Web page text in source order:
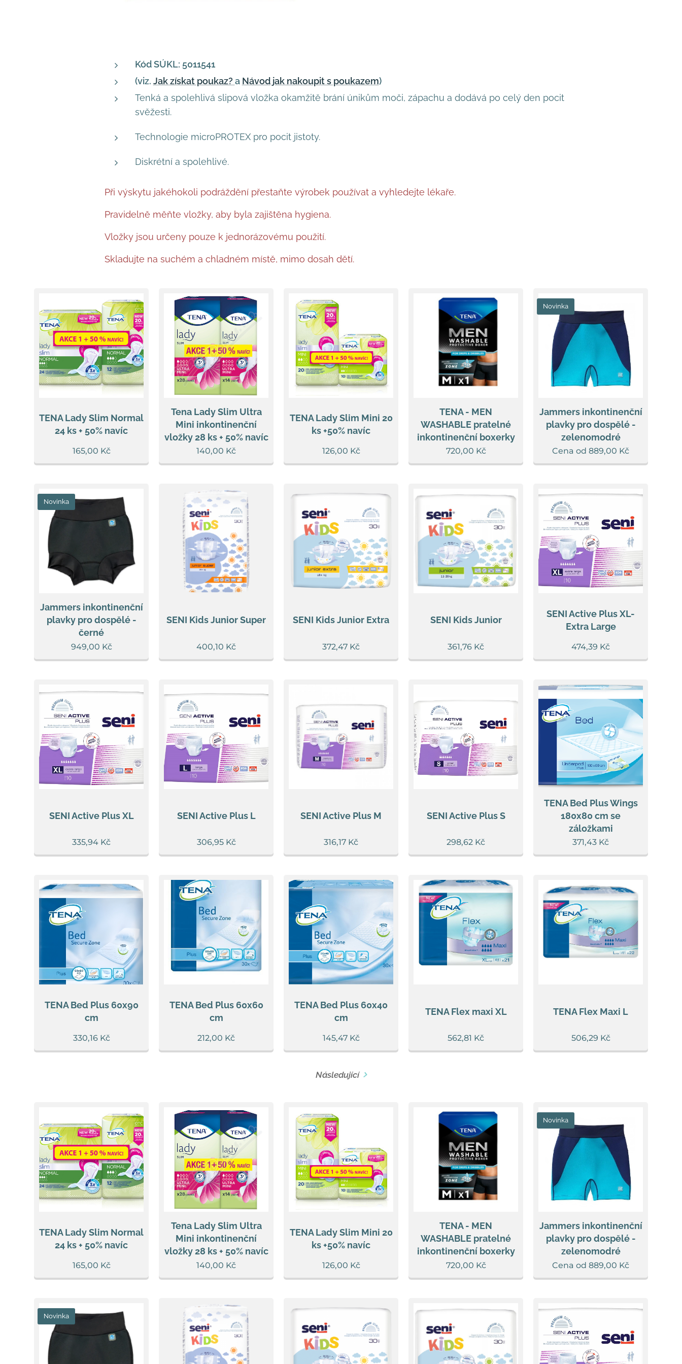
Kód SÚKL: 5011541
(viz. Jak získat poukaz? a Návod jak nakoupit s poukazem)
Tenká a spolehlivá slipová vložka okamžitě brání únikům moči, zápachu a dodává po celý den pocit
svěžesti.
Technologie microPROTEX pro pocit jistoty.
Diskrétní a spolehlivé.
Při výskytu jakéhokoli podráždění přestaňte výrobek používat a vyhledejte lékaře.
Pravidelně měňte vložky, aby byla zajištěna hygiena.
Vložky jsou určeny pouze k jednorázovému použití.
Skladujte na suchém a chladném místě, mimo dosah dětí.
TENA Lady Slim Normal
24 ks + 50% navíc
165,00 Kč
Tena Lady Slim Ultra
Mini inkontinenční
vložky 28 ks + 50% navíc
140,00 Kč
TENA Lady Slim Mini 20
ks +50% navíc
126,00 Kč
TENA - MEN
WASHABLE pratelné
inkontinenční boxerky
720,00 Kč
Jammers inkontinenční
plavky pro dospělé -
zelenomodré
Novinka
Cena od 889,00 Kč
Jammers inkontinenční
plavky pro dospělé -
černé
Novinka
949,00 Kč
SENI Kids Junior Super
400,10 Kč
SENI Kids Junior Extra
372,47 Kč
SENI Kids Junior
361,76 Kč
SENI Active Plus XL-
Extra Large
474,39 Kč
SENI Active Plus XL
335,94 Kč
SENI Active Plus L
306,95Kč
SENI Active Plus M
316,17 Kč
SENI Active Plus S
298,62 Kč
TENA Bed Plus Wings
180x80 cm se
záložkami
371,43 Kč
TENA Bed Plus 60x90
cm
330,16Kč
TENA Bed Plus 60x60
cm
212,00 Kč
TENA Bed Plus 60x40
cm
145,47Kč
TENA Flex maxi XL
562,81 Kč
TENA Flex Maxi L
506,29 Kč
Následující
TENA Lady Slim Normal
24 ks + 50% navíc
165,00 Kč
Tena Lady Slim Ultra
Mini inkontinenční
vložky 28 ks + 50% navíc
140,00 Kč
TENA Lady Slim Mini 20
ks +50% navíc
126,00 Kč
TENA - MEN
WASHABLE pratelné
inkontinenční boxerky
720,00 Kč
Jammers inkontinenční
plavky pro dospělé -
zelenomodré
Novinka
Cena od 889,00 Kč
Novinka